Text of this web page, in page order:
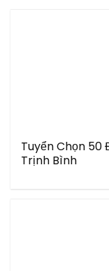
Tuyển Chọn 50
Trịnh Bình